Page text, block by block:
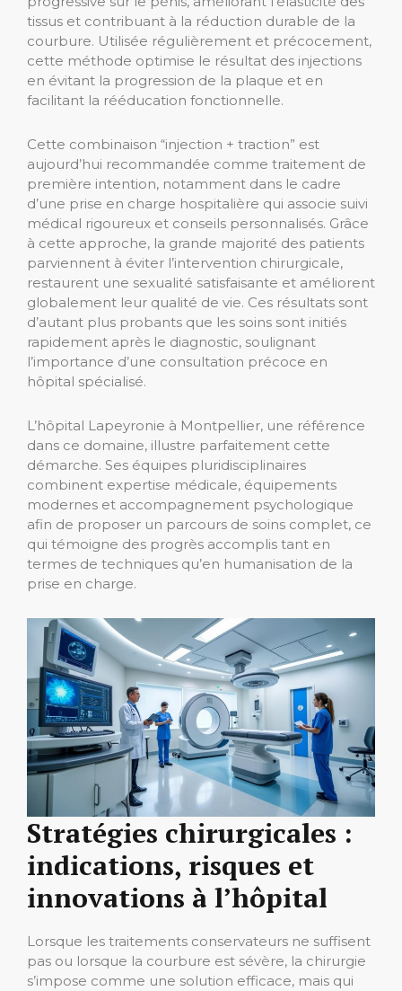
tissus et contribuant à la réduction durable de la
courbure. Utilisée régulièrement et précocement,
cette méthode optimise le résultat des injections
en évitant la progression de la plaque et en
facilitant la rééducation fonctionnelle.
Cette combinaison “injection + traction” est
aujourd’hui recommandée comme traitement de
première intention, notamment dans le cadre
d’une prise en charge hospitalière qui associe suivi
médical rigoureux et conseils personnalisés. Grâce
à cette approche, la grande majorité des patients
parviennent à éviter l’intervention chirurgicale,
restaurent une sexualité satisfaisante et améliorent
globalement leur qualité de vie. Ces résultats sont
d’autant plus probants que les soins sont initiés
rapidement après le diagnostic, soulignant
l’importance d’une consultation précoce en
hôpital spécialisé.
L’hôpital Lapeyronie à Montpellier, une référence
dans ce domaine, illustre parfaitement cette
démarche. Ses équipes pluridisciplinaires
combinent expertise médicale, équipements
modernes et accompagnement psychologique
afin de proposer un parcours de soins complet, ce
qui témoigne des progrès accomplis tant en
termes de techniques qu’en humanisation de la
prise en charge.
Stratégies chirurgicales :
indications, risques et
innovations à l’hôpital
Lorsque les traitements conservateurs ne suffisent
pas ou lorsque la courbure est sévère, la chirurgie
s’impose comme une solution efficace, mais qui